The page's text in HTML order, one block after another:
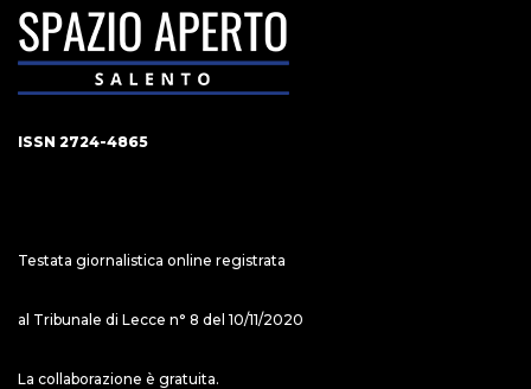
ISSN 2724-4865
Testata giornalistica online registrata
al Tribunale di Lecce n° 8 del 10/11/2020
La collaborazione è gratuita.